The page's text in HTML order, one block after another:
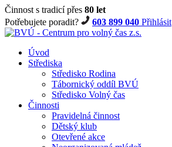
Činnost s tradicí přes 80 let
Potřebujete poradit?
603 899 040 Přihlásit
Úvod
Střediska
Středisko Rodina
Tábornický oddíl BVÚ
Středisko Volný čas
Činnosti
Pravidelná činnost
Dětský klub
Otevřené akce